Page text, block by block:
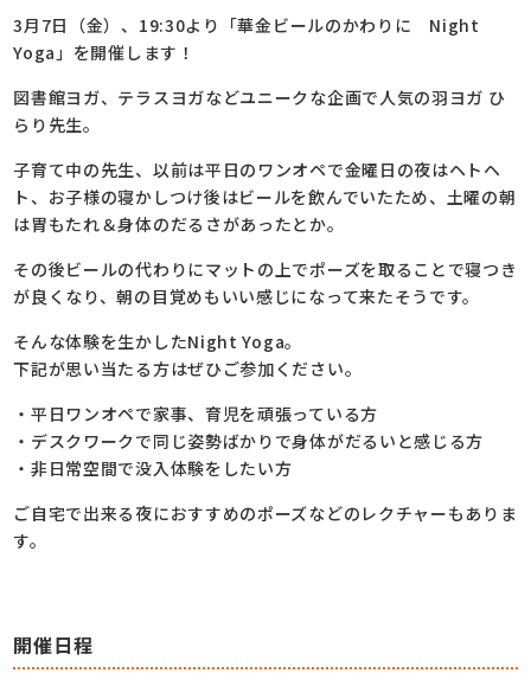
3月7日（金）、19:30より「華金ビールのかわりに Night
Yoga」を開催します！
図書館ヨガ、テラスヨガなどユニークな企画で人気の羽ヨガ ひ
らり先生。
子育て中の先生、以前は平日のワンオペで金曜日の夜はヘトヘ
ト、お子様の寝かしつけ後はビールを飲んでいたため、土曜の朝
は胃もたれ＆身体のだるさがあったとか。
その後ビールの代わりにマットの上でポーズを取ることで寝つき
が良くなり、朝の目覚めもいい感じになって来たそうです。
そんな体験を生かしたNight Yoga。
下記が思い当たる方はぜひご参加ください。
・平日ワンオペで家事、育児を頑張っている方
・デスクワークで同じ姿勢ばかりで身体がだるいと感じる方
・非日常空間で没入体験をしたい方
ご自宅で出来る夜におすすめのポーズなどのレクチャーもありま
す。
開催日程